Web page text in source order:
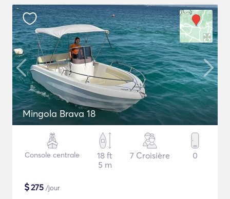
Mingola Brava 18
Console centrale
18 ft
5 m
7 Croisière 0
$275 /jour